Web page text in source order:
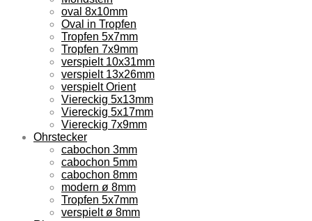
oval 8x10mm
Oval in Tropfen
Tropfen 5x7mm
Tropfen 7x9mm
verspielt 10x31mm
verspielt 13x26mm
verspielt Orient
Viereckig 5x13mm
Viereckig 5x17mm
Viereckig 7x9mm
Ohrstecker
cabochon 3mm
cabochon 5mm
cabochon 8mm
modern ø 8mm
Tropfen 5x7mm
verspielt ø 8mm